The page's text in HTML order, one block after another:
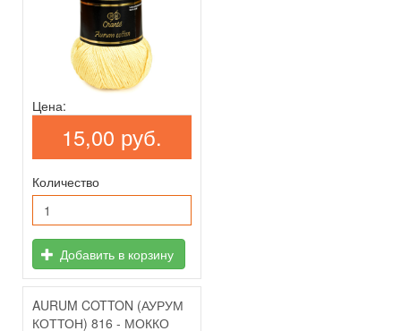
Цена:
15,00 руб.
Количество
Добавить в корзину
AURUM COTTON (АУРУМ
КОТТОН) 816 - МОККО